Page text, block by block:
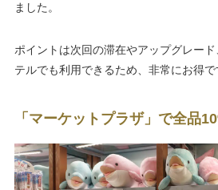
ました。
ポイントは次回の滞在やアップグレー
テルでも利用できるため、非常にお得で
「マーケットプラザ」で全品